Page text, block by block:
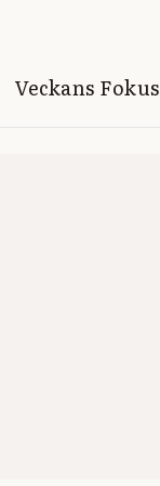
Veckans Fokus